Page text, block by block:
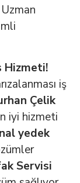
Hizmeti!
iş
Çelik
iyi hizmeti
yedek
Servisi